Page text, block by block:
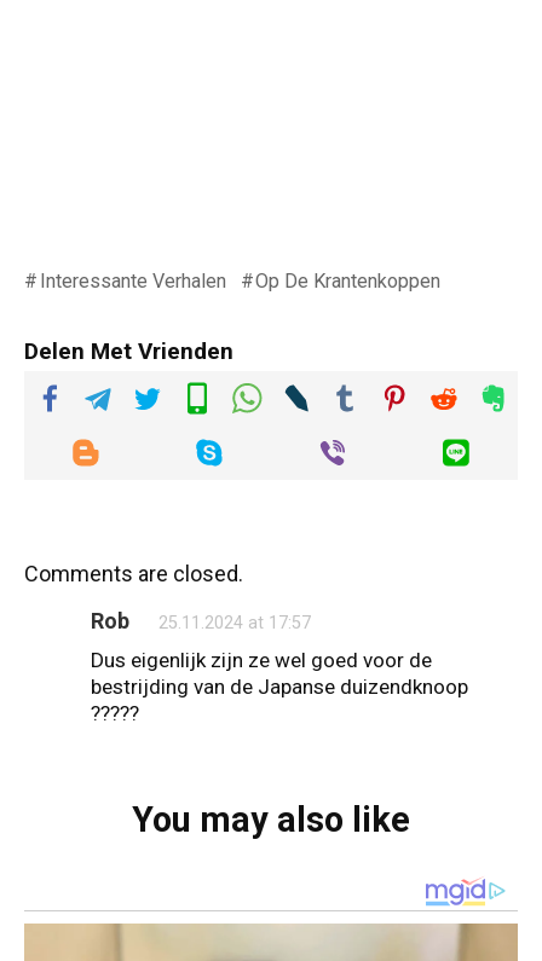
Interessante Verhalen Op De Krantenkoppen
Delen Met Vrienden
Comments are closed.
Rob
25.11.2024 at 17:57
Dus eigenlijk zijn ze wel goed voor de
bestrijding van de Japanse duizendknoop
?????
You may also like